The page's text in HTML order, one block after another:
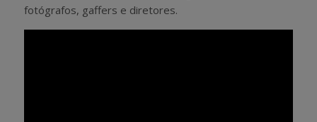
fotógrafos, gaffers e diretores.